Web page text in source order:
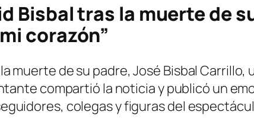
Bisbal tras la muerte de
corazón”
muerte de su padre, José Bisbal
compartió la noticia y publicó un
colegas y figuras del